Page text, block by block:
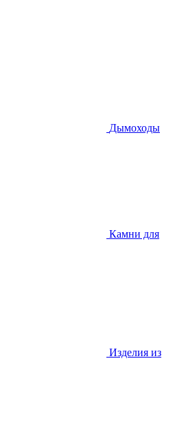
Дымоходы
Камни для
Изделия из